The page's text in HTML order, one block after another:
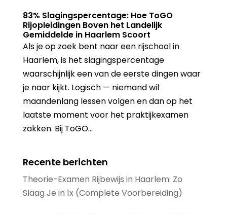
83% Slagingspercentage: Hoe ToGO
Rijopleidingen Boven het Landelijk
Gemiddelde in Haarlem Scoort
Als je op zoek bent naar een rijschool in
Haarlem, is het slagingspercentage
waarschijnlijk een van de eerste dingen waar
je naar kijkt. Logisch — niemand wil
maandenlang lessen volgen en dan op het
laatste moment voor het praktijkexamen
zakken. Bij ToGO...
Recente berichten
Theorie-Examen Rijbewijs in Haarlem: Zo
Slaag Je in 1x (Complete Voorbereiding)